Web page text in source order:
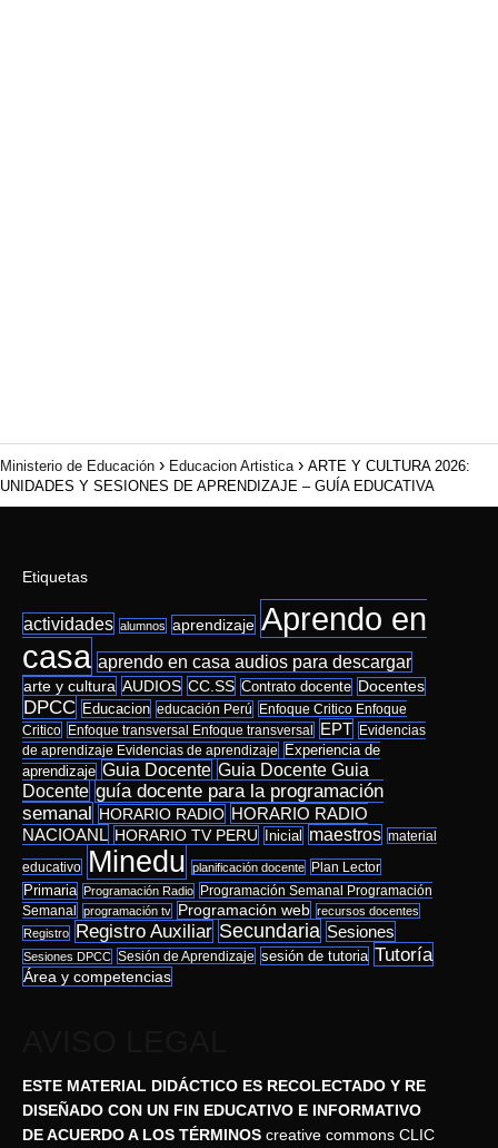
Ministerio de Educación Educacion Artistica
ARTE Y CULTURA 2026:
UNIDADES Y SESIONES DE APRENDIZAJE – GUÍA EDUCATIVA
Etiquetas
actividades alumnos aprendizaje Aprendo en
casa aprendo en casa audios para descargar
arte y cultura AUDIOS CC.SS Contrato docente Docentes
DPCC Educacion educación Perú
Enfoque Critico Enfoque
Critico Enfoque transversal Enfoque transversal EPT Evidencias
de aprendizaje Evidencias de aprendizaje
Experiencia de
aprendizaje Guia Docente Guia Docente Guia
Docente guía docente para la programación
semanal HORARIO RADIO HORARIO RADIO
NACIOANL HORARIO TV PERU Inicial maestros material
educativo Minedu planificación docente Plan Lector
Primaria Programación Radio Programación Semanal Programación
Semanal programación tv Programación web recursos docentes
Registro Registro Auxiliar Secundaria Sesiones
Sesiones DPCC Sesión de Aprendizaje sesión de tutoria Tutoría
Área y competencias
ESTE MATERIAL DIDÁCTICO ES RECOLECTADO Y RE
DISEÑADO CON UN FIN EDUCATIVO E INFORMATIVO
DE ACUERDO A LOS TÉRMINOS creative commons CLIC